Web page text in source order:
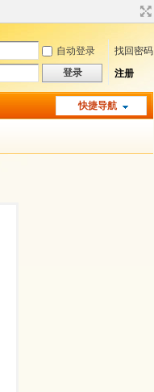
自动登录
找回密码
登录 注册
快捷导航